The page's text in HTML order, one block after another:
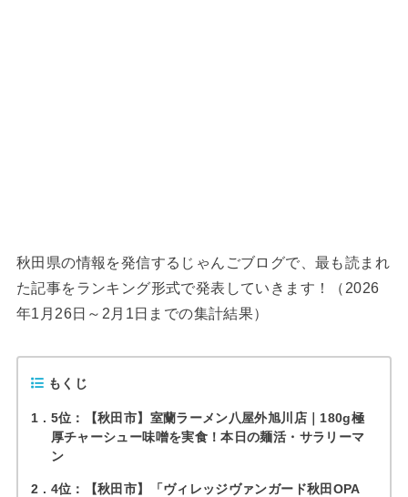
秋田県の情報を発信するじゃんごブログで、最も読まれ
た記事をランキング形式で発表していきます！（2026
年1月26日～2月1日までの集計結果）
もくじ
1
5位：【秋田市】室蘭ラーメン八屋外旭川店｜180g極
厚チャーシュー味噌を実食！本日の麺活・サラリーマ
ン
2
4位：【秋田市】「ヴィレッジヴァンガード秋田OPA